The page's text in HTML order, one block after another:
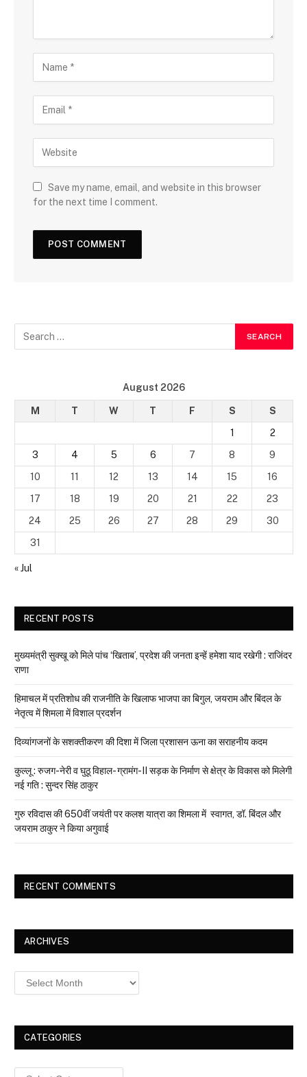
Save my name, email, and website in this browser
for the next time I comment.
August 2026
M T W T F S
S
1
2
3
4 5 6 7 8
9
10
11 12 13 14 15
16
17
18 19 20 21 22
23
24
25 26 27 28 29
30
31
« Jul
RECENT POSTS
मुख्यमंत्री सुक्खू को मिले पांच ‘खिताब’, प्रदेश की जनता इन्हें हमेशा याद रखेगी : राजिंदर
राणा
हिमाचल में प्रतिशोध की राजनीति के खिलाफ भाजपा का बिगुल, जयराम और बिंदल के
नेतृत्व में शिमला में विशाल प्रदर्शन
दिव्यांगजनों के सशक्तीकरण की दिशा में जिला प्रशासन ऊना का सराहनीय कदम
कुल्लू : रुजग-नेरी व घुठू विहाल- ग्रामंग-II सड़क के निर्माण से क्षेत्र के विकास को मिलेगी
नई गति : सुन्दर सिंह ठाकुर
गुरु रविदास की 650वीं जयंती पर कलश यात्रा का शिमला में स्वागत, डॉ. बिंदल और
जयराम ठाकुर ने किया अगुवाई
RECENT COMMENTS
ARCHIVES
Archives
CATEGORIES
Categories